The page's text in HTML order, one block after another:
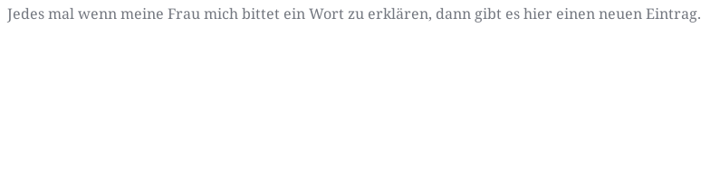
Jedes mal wenn meine Frau mich bittet ein Wort zu erklären, dann gibt es hier einen neuen Eintrag.